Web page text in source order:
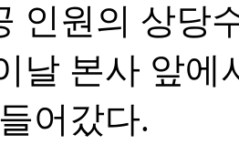
인원의 상당
날 본사 앞에
어갔다.